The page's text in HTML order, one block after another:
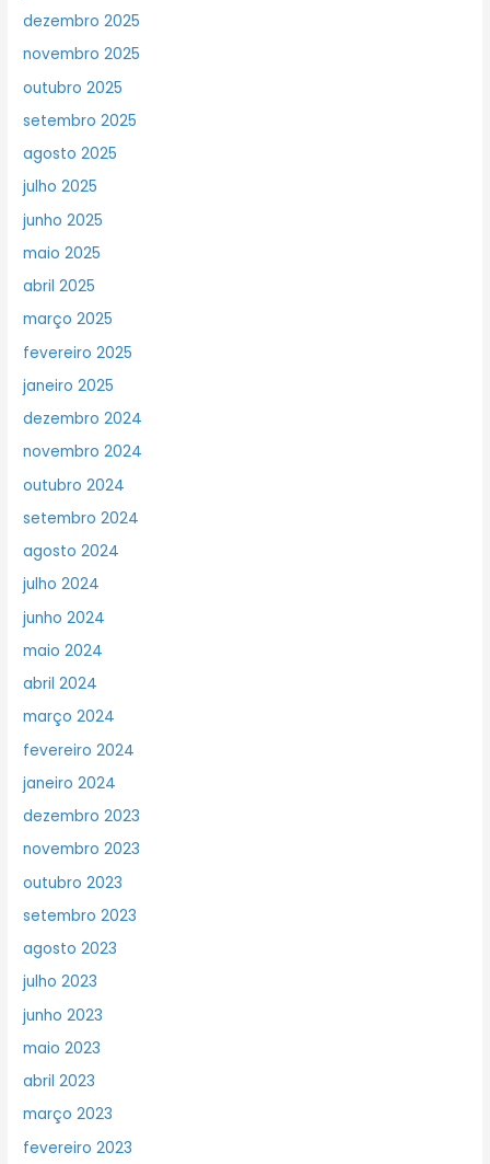
dezembro 2025
novembro 2025
outubro 2025
setembro 2025
agosto 2025
julho 2025
junho 2025
maio 2025
abril 2025
março 2025
fevereiro 2025
janeiro 2025
dezembro 2024
novembro 2024
outubro 2024
setembro 2024
agosto 2024
julho 2024
junho 2024
maio 2024
abril 2024
março 2024
fevereiro 2024
janeiro 2024
dezembro 2023
novembro 2023
outubro 2023
setembro 2023
agosto 2023
julho 2023
junho 2023
maio 2023
abril 2023
março 2023
fevereiro 2023